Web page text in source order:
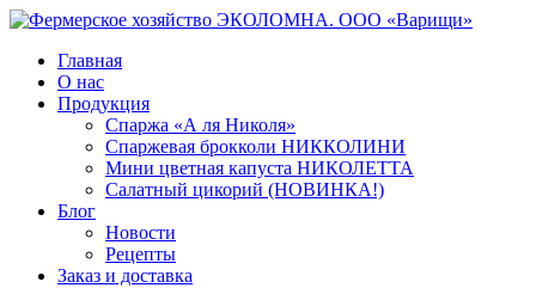
Главная
О нас
Продукция
Спаржа «А ля Николя»
Спаржевая брокколи НИККОЛИНИ
Мини цветная капуста НИКОЛЕТТА
Салатный цикорий (НОВИНКА!)
Блог
Новости
Рецепты
Заказ и доставка